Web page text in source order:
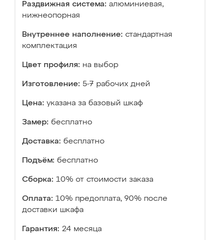
Раздвижная система: алюминиевая,
нижнеопорная
Внутреннее наполнение: стандартная
комплектация
Цвет профиля: на выбор
Изготовление: 5-7 рабочих дней
Цена: указана за базовый шкаф
Замер: бесплатно
Доставка: бесплатно
Подъём: бесплатно
Сборка: 10% от стоимости заказа
Оплата: 10% предоплата, 90% после
доставки шкафа
Гарантия: 24 месяца